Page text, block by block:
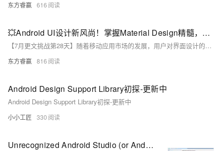
东方睿赢 616
💥Android UI设计新风尚！掌握Material Design精髓，让你的界面颜值爆表！🎨
【7月更文挑战第28天】随着移动应用市场的发展，用户对界面设计的要求不断提高。Material Design是由Google推出的设计语言，强调真实感、统一性和创新性，通过模拟纸张和墨水的物理属性创造沉浸式体验。它注重色彩、排版、图标和布局的一致性，确保跨设备的统一视觉风格。Android Studio提供了丰富的Material Design组件库，如按钮、卡片等，易于使用且美观。
东方睿赢 816
Android Design Support Library初探-更新中
Android Design Support Library初探-更新中
小小工匠 330
Unrecognized Android Studio (or Android Support plugin for IntelliJ IDEA) version ‘202.7660.26.42.74